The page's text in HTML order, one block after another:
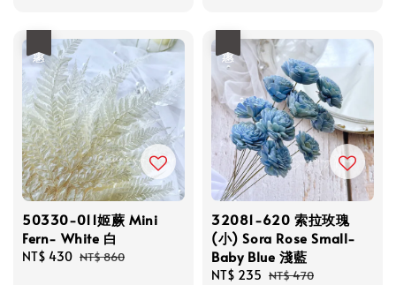
50330-011姬蕨 Mini
Fern- White 白
Sale
NT$ 430 Regular
NT$ 860
32081-620 索拉玫瑰
(小) Sora Rose Small-
Baby Blue 淺藍
Sale
NT$ 235 Regular
NT$ 470